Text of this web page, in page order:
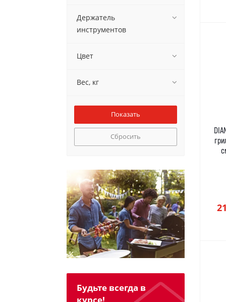
Держатель
инструментов
Цвет
Вес, кг
Сбросить
Будьте всегда в